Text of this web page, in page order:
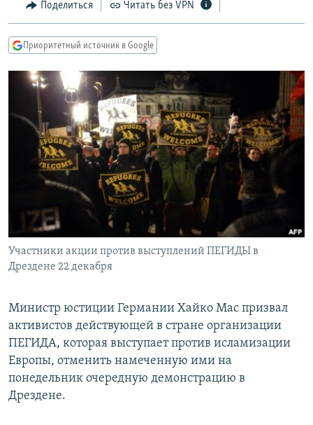
Вернутся
поиску
КУЛЬТУРА
КАВКАЗ.РЕАЛИИ
СЕВЕР.РЕАЛИИ
СИБИРЬ.РЕАЛИИ
РАСПИСАНИЕ ВЕЩАНИЯ
ПОДПИШИТЕСЬ НА РАССЫЛКУ
СОЦИАЛЬНЫЕ СЕТИ
Поделиться Читать без VPN
Приоритетный источник в Google
Участники акции против выступлений ПЕГИДЫ в
Дрездене 22 декабря
Министр юстиции Германии Хайко Мас призвал
активистов действующей в стране организации
ПЕГИДА, которая выступает против исламизации
Европы, отменить намеченную ими на
понедельник очередную демонстрацию в
Дрездене.